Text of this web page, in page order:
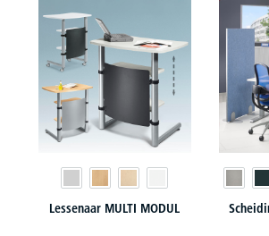
Lessenaar MULTI MODUL